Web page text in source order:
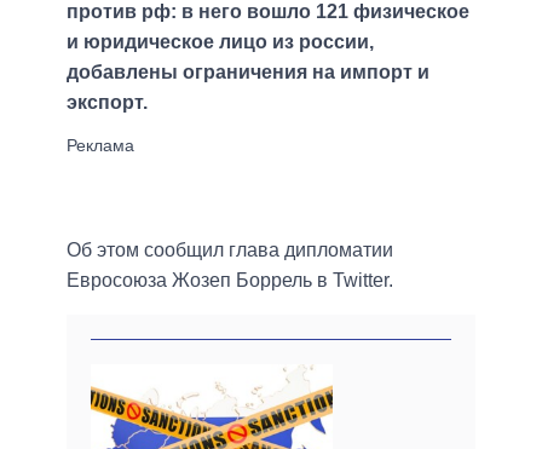
против рф: в него вошло 121 физическое
и юридическое лицо из россии,
добавлены ограничения на импорт и
экспорт.
Об этом сообщил глава дипломатии
Евросоюза Жозеп Боррель в Twitter.